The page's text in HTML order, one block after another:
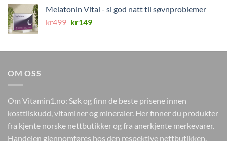
kr579.kr149.
Melatonin Vital - si god natt til søvnproblemer
kr499 Opprinnelig
kr499.
kr149Nåværende
kr149.
OM OSS
Om Vitamin1.no: Søk og finn de beste prisene innen
kosttilskudd, vitaminer og mineraler. Her finner du produkter
fra kjente norske nettbutikker og fra anerkjente merkevarer.
Handelen gjennomføres hos den respektive nettbutikken.